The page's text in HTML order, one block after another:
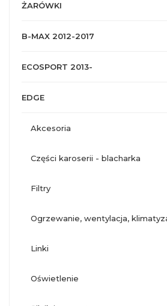
ŻARÓWKI
B-MAX 2012-2017
ECOSPORT 2013-
EDGE
akcesoria
części karoserii - blacharka
filtry
ogrzewanie, wentylacja,
linki
oświetlenie